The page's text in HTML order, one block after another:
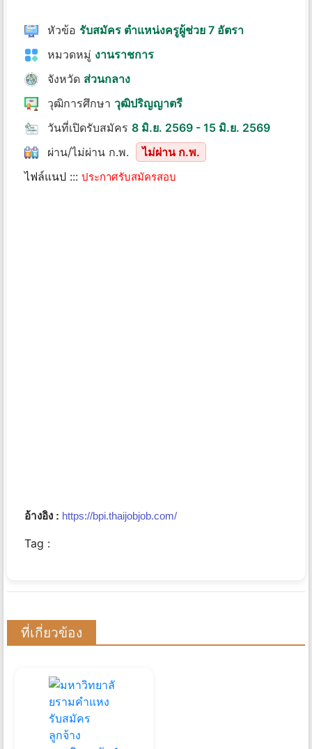
หัวข้อ รับสมัคร ตำแหน่งครูผู้ช่วย 7 อัตรา
หมวดหมู่ งานราชการ
จังหวัด ส่วนกลาง
วุฒิการศึกษา วุฒิปริญญาตรี
วันที่เปิดรับสมัคร 8 มิ.ย. 2569 - 15 มิ.ย. 2569
ผ่าน/ไม่ผ่าน ก.พ.
ไม่ผ่าน ก.พ.
ไฟล์แนป ::: ประกาศรับสมัครสอบ
อ้างอิง : https://bpi.thaijobjob.com/
Tag :
ที่เกี่ยวข้อง